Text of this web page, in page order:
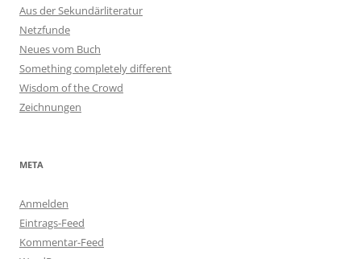
Aus der Sekundärliteratur
Netzfunde
Neues vom Buch
Something completely different
Wisdom of the Crowd
Zeichnungen
META
Anmelden
Eintrags-Feed
Kommentar-Feed